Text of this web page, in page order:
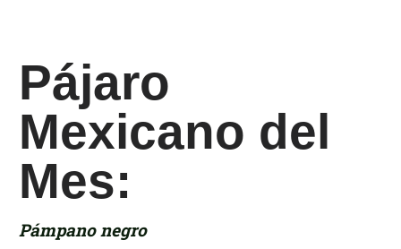
Pájaro
Mexicano del
Mes:
Pámpano negro